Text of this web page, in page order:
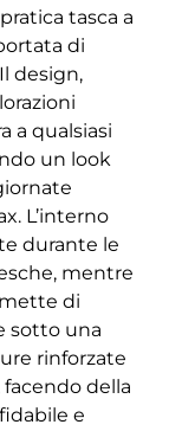
tasca a
di
design,
a qualsiasi
un look
L’interno
durante le
mentre
di
sotto una
rinforzate
della
e